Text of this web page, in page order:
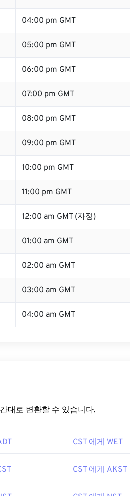
04:00 pm GMT
05:00 pm GMT
06:00 pm GMT
07:00 pm GMT
08:00 pm GMT
09:00 pm GMT
10:00 pm GMT
11:00 pm GMT
12:00 am GMT (자정)
01:00 am GMT
02:00 am GMT
03:00 am GMT
04:00 am GMT
대로 변환할 수 있습니다.
CST 에게 WET
CST 에게 AKST